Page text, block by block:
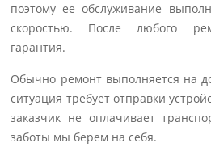
поэтому ее обслуживание
скоростью. После любого
гарантия.
Обычно ремонт выполняется на
ситуация требует отправки
заказчик не оплачивает
заботы мы берем на себя.